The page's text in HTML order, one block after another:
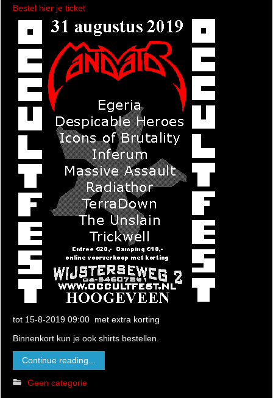
Bestel hier je ticket
tot 15-8-2019 09:00 met extra korting
Binnenkort kun je ook shirts bestellen.
Continue reading...
Geen categorie